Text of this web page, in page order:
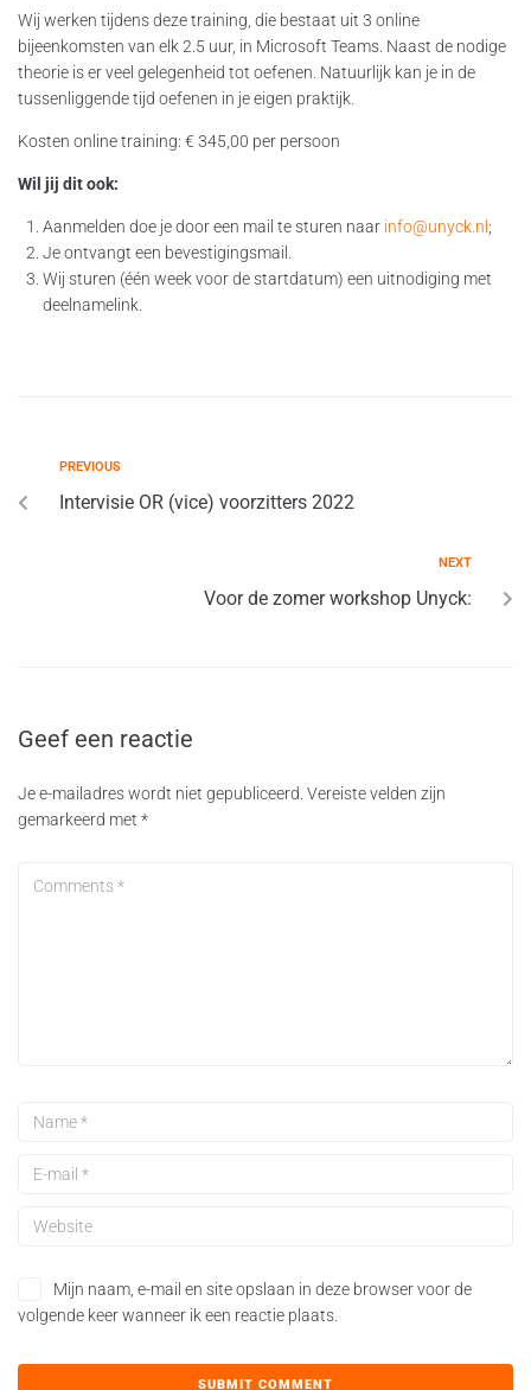
Wij werken tijdens deze training, die bestaat uit 3 online
bijeenkomsten van elk 2.5 uur, in Microsoft Teams. Naast de nodige
theorie is er veel gelegenheid tot oefenen. Natuurlijk kan je in de
tussenliggende tijd oefenen in je eigen praktijk.
Kosten online training: € 345,00 per persoon
Wil jij dit ook:
Aanmelden doe je door een mail te sturen naar info@unyck.nl ;
Je ontvangt een bevestigingsmail.
Wij sturen (één week voor de startdatum) een uitnodiging met
deelnamelink.
PREVIOUS
Intervisie OR (vice) voorzitters 2022
NEXT
Voor de zomer workshop Unyck:
Geef een reactie
Je e-mailadres wordt niet gepubliceerd. Vereiste velden zijn
gemarkeerd met *
Mijn naam, e-mail en site opslaan in deze browser voor de
volgende keer wanneer ik een reactie plaats.